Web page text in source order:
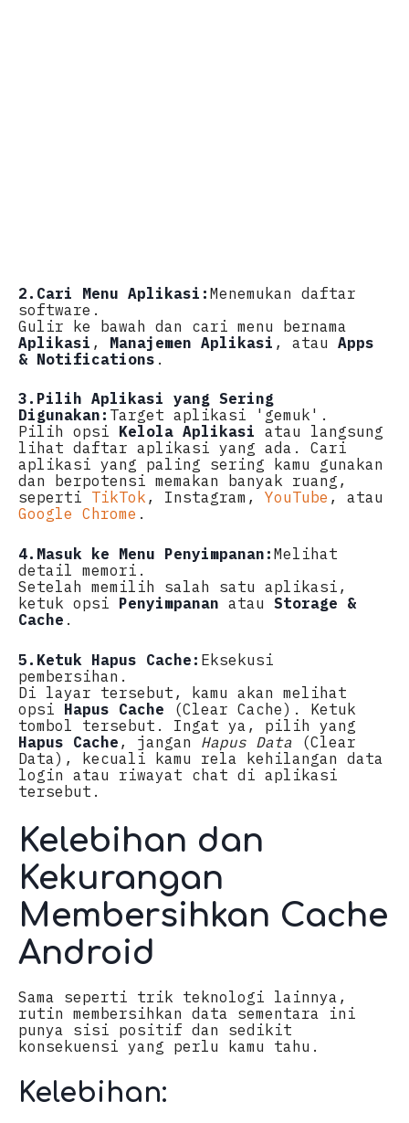
2. Cari Menu Aplikasi: Menemukan daftar
software.
Gulir ke bawah dan cari menu bernama
Aplikasi , Manajemen Aplikasi , atau Apps
& Notifications .
3. Pilih Aplikasi yang Sering
Digunakan: Target aplikasi 'gemuk'.
Pilih opsi Kelola Aplikasi atau langsung
lihat daftar aplikasi yang ada. Cari
aplikasi yang paling sering kamu gunakan
dan berpotensi memakan banyak ruang,
seperti TikTok , Instagram, YouTube , atau
Google Chrome .
4. Masuk ke Menu Penyimpanan: Melihat
detail memori.
Setelah memilih salah satu aplikasi,
ketuk opsi Penyimpanan atau Storage &
Cache .
5. Ketuk Hapus Cache: Eksekusi
pembersihan.
Di layar tersebut, kamu akan melihat
opsi Hapus Cache (Clear Cache). Ketuk
tombol tersebut. Ingat ya, pilih yang
Hapus Cache , jangan Hapus Data (Clear
Data), kecuali kamu rela kehilangan data
login atau riwayat chat di aplikasi
tersebut.
Kelebihan dan
Kekurangan
Membersihkan Cache
Android
Sama seperti trik teknologi lainnya,
rutin membersihkan data sementara ini
punya sisi positif dan sedikit
konsekuensi yang perlu kamu tahu.
Kelebihan: